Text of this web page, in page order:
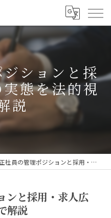
ションと採
態を法的視
説
正社員の管理ポジションと採用・求人広告の実態を法的視点で解説
ンと採用・求人広
解説